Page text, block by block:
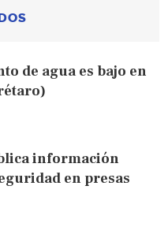
de agua es bajo en
información
en presas